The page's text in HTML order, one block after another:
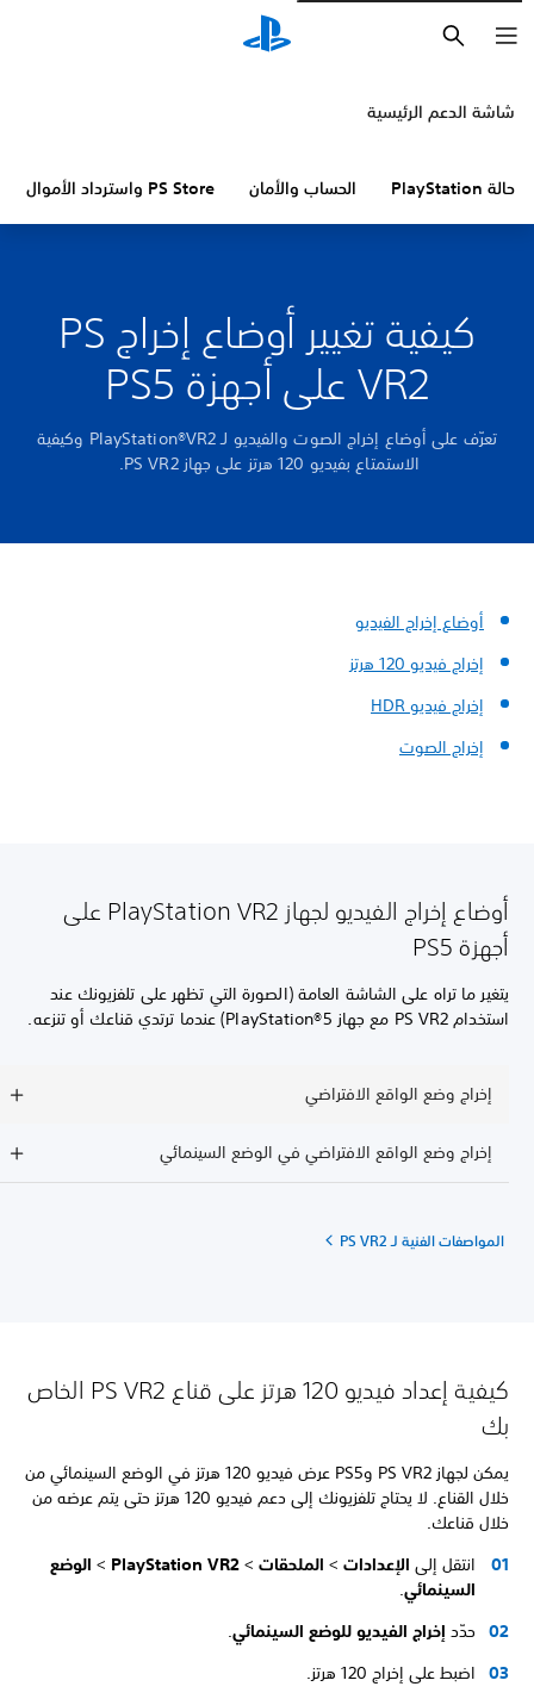
شاشة الدعم الرئيسية
حالة PlayStation الحساب والأمان PS Store واسترداد الأموال
كيفية تغيير أوضاع إخراج PS
VR2 على أجهزة PS5
تعرّف على أوضاع إخراج الصوت والفيديو لـ PlayStation®VR2 وكيفية
الاستمتاع بفيديو 120 هرتز على جهاز PS VR2.
أوضاع إخراج الفيديو
إخراج فيديو 120 هرتز
إخراج فيديو HDR
إخراج الصوت
أوضاع إخراج الفيديو لجهاز PlayStation VR2 على
أجهزة PS5
يتغير ما تراه على الشاشة العامة (الصورة التي تظهر على تلفزيونك عند
استخدام PS VR2 مع جهاز PlayStation®5) عندما ترتدي قناعك أو تنزعه.
إخراج وضع الواقع الافتراضي
إخراج وضع الواقع الافتراضي في الوضع السينمائي
المواصفات الفنية لـ PS VR2
كيفية إعداد فيديو 120 هرتز على قناع PS VR2 الخاص
بك
يمكن لجهاز PS VR2 وPS5 عرض فيديو 120 هرتز في الوضع السينمائي من
خلال القناع. لا يحتاج تلفزيونك إلى دعم فيديو 120 هرتز حتى يتم عرضه من
خلال قناعك.
انتقل إلىالإعدادات>الملحقات>
PlayStation VR2
>الوضع
السينمائي.
حدّدإخراج الفيديو للوضع السينمائي.
اضبط على إخراج 120 هرتز.